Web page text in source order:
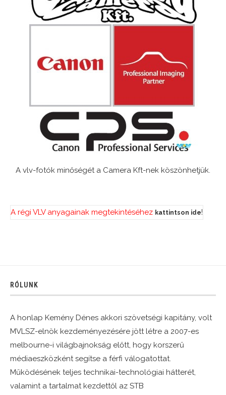
A vlv-fotók minőségét a Camera Kft-nek köszönhetjük.
A régi VLV anyagainak megtekintéséhez kattintson ide !
RÓLUNK
A honlap Kemény Dénes akkori szövetségi kapitány, volt
MVLSZ-elnök kezdeményezésére jött létre a 2007-es
melbourne-i világbajnokság előtt, hogy korszerű
médiaeszközként segítse a férfi válogatottat.
Működésének teljes technikai-technológiai hátterét,
valamint a tartalmat kezdettől az STB